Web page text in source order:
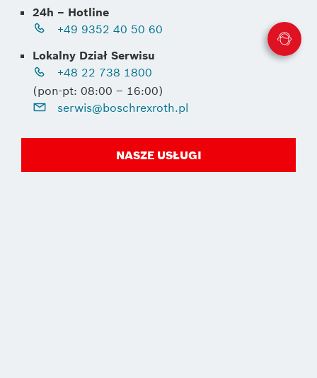
24h – Hotline
+49 9352 40 50 60
Lokalny Dział Serwisu
+48 22 738 1800
(pon-pt: 08:00 – 16:00)
serwis@boschrexroth.pl
NASZE USŁUGI